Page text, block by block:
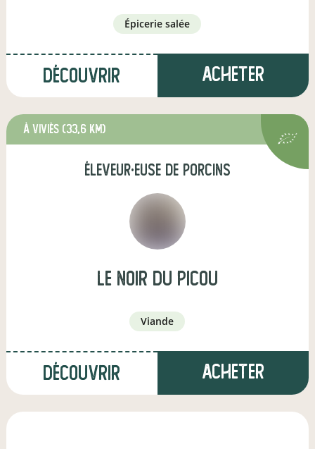
épicerie salée
Découvrir Acheter
à Viviès (33,6 km)
éleveur·euse de porcins
Le noir du picou
viande
Découvrir Acheter